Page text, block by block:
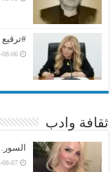
08-06
ثقافة وادب
08-07